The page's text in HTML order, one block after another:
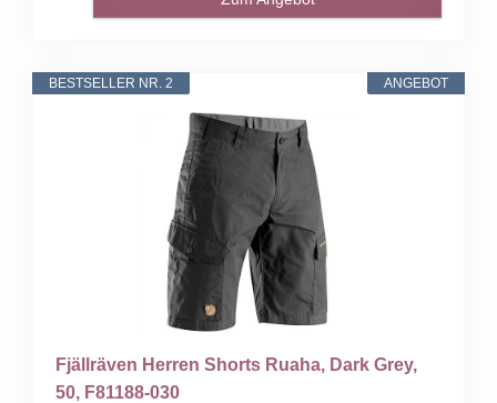
ANGEBOT
BESTSELLER NR. 2
Fjällräven Herren Shorts Ruaha, Dark Grey,
50, F81188-030